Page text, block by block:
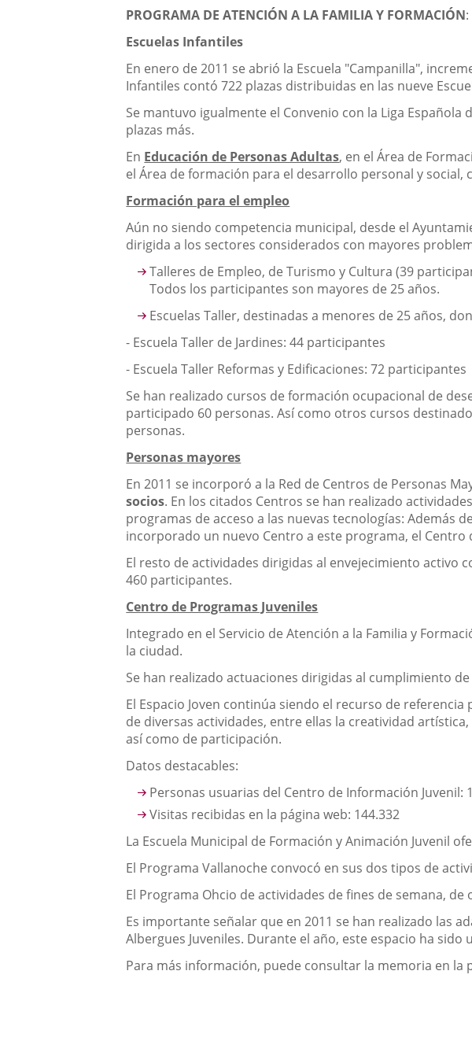
PROGRAMA DE ATENCIÓN A LA FAMILIA Y FORMACIÓN:
Escuelas Infantiles
En enero de 2011 se abrió la Escuela "Campanilla",
Infantiles contó 722 plazas distribuidas en las nueve
Se mantuvo igualmente el Convenio con la Liga
plazas más.
En Educación de Personas Adultas, en el Área de
el Área de formación para el desarrollo personal y social,
Formación para el empleo
Aún no siendo competencia municipal, desde el
dirigida a los sectores considerados con mayores
Talleres de Empleo, de Turismo y Cultura (39
Todos los participantes son mayores de 25 años.
Escuelas Taller, destinadas a menores de 25 años,
- Escuela Taller de Jardines: 44 participantes
- Escuela Taller Reformas y Edificaciones: 72 participantes
Se han realizado cursos de formación ocupacional de
participado 60 personas. Así como otros cursos
personas.
Personas mayores
En 2011 se incorporó a la Red de Centros de Personas
socios. En los citados Centros se han realizado
programas de acceso a las nuevas tecnologías: Además
incorporado un nuevo Centro a este programa, el Centro
El resto de actividades dirigidas al envejecimiento activo
460 participantes.
Centro de Programas Juveniles
Integrado en el Servicio de Atención a la Familia y
la ciudad.
Se han realizado actuaciones dirigidas al cumplimiento
El Espacio Joven continúa siendo el recurso de
de diversas actividades, entre ellas la creatividad
así como de participación.
Datos destacables:
Personas usuarias del Centro de Información Juvenil:
Visitas recibidas en la página web: 144.332
La Escuela Municipal de Formación y Animación Juvenil
El Programa Vallanoche convocó en sus dos tipos de
El Programa Ohcio de actividades de fines de semana,
Es importante señalar que en 2011 se han realizado las
Albergues Juveniles. Durante el año, este espacio ha
Para más información, puede consultar la memoria en la